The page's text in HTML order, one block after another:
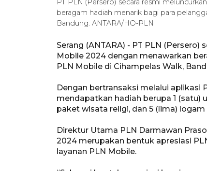
PT PLN (Persero) secara resmi
beragam hadiah menarik bagi para
Bandung. ANTARA/HO-PLN
Serang (ANTARA) - PT PLN
Mobile 2024 dengan menawarkan
PLN Mobile di Cihampelas Walk,
Dengan bertransaksi melalui aplikasi
mendapatkan hadiah berupa 1 (satu)
paket wisata religi, dan 5 (lima) logam
Direktur Utama PLN Darmawan
2024 merupakan bentuk apresiasi
layanan PLN Mobile.